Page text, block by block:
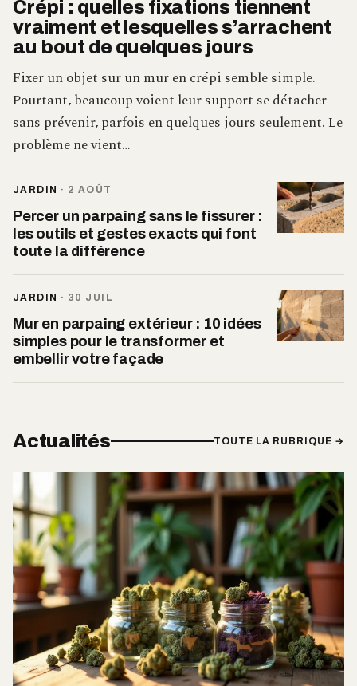
Crépi : quelles fixations tiennent
vraiment et lesquelles s’arrachent
au bout de quelques jours
Fixer un objet sur un mur en crépi semble simple.
Pourtant, beaucoup voient leur support se détacher
sans prévenir, parfois en quelques jours seulement. Le
problème ne vient…
JARDIN · 2 AOÛT
Percer un parpaing sans le fissurer :
les outils et gestes exacts qui font
toute la différence
JARDIN · 30 JUIL
Mur en parpaing extérieur : 10 idées
simples pour le transformer et
embellir votre façade
Actualités TOUTE LA RUBRIQUE →